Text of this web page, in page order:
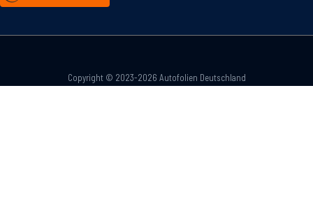
Copyright © 2023-2026 Autofolien Deutschland